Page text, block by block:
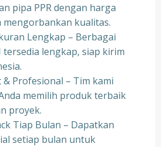
pipa PPR dengan harga
kualitas.
Lengkap – Berbagai
tersedia lengkap, siap kirim
& Profesional – Tim kami
memilih produk terbaik
proyek.
Tiap Bulan – Dapatkan
setiap bulan untuk